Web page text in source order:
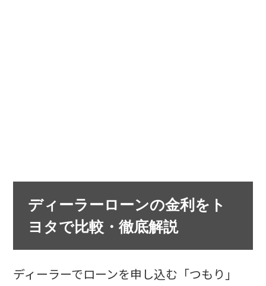
ディーラーローンの金利をト
ヨタで比較・徹底解説
ディーラーでローンを申し込む「つもり」